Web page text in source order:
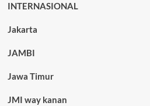
INTERNASIONAL
Jakarta
JAMBI
Jawa Timur
JMI way kanan